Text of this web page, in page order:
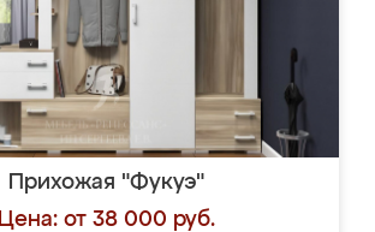
Прихожая "Фукуэ"
Цена: от 38 000 руб.